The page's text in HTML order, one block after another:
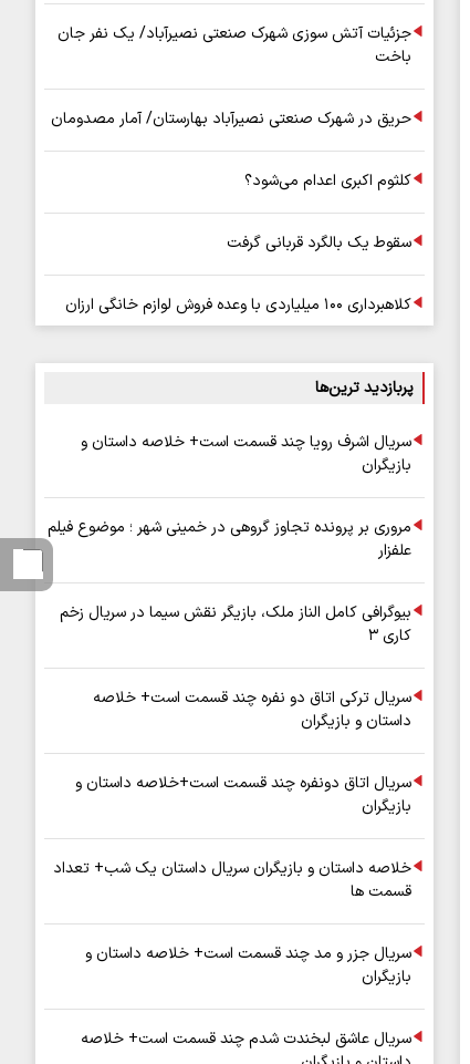
جزئیات آتش سوزی شهرک صنعتی نصیرآباد/ یک نفر جان
باخت
حریق در شهرک صنعتی نصیرآباد بهارستان/ آمار مصدومان
کلثوم اکبری اعدام می‌شود؟
سقوط یک بالگرد قربانی گرفت
کلاهبرداری ۱۰۰ میلیاردی با وعده فروش لوازم خانگی ارزان
پربازدید ترین‌ها
سریال اشرف رویا چند قسمت است+ خلاصه داستان و
بازیگران
مروری بر پرونده تجاوز گروهی در خمینی شهر ؛ موضوع فیلم
علفزار
بیوگرافی کامل الناز ملک، بازیگر نقش سیما در سریال زخم
کاری ۳
سریال ترکی اتاق دو نفره چند قسمت است+ خلاصه
داستان و بازیگران
سریال اتاق دونفره چند قسمت است+خلاصه داستان و
بازیگران
خلاصه داستان و بازیگران سریال داستان یک شب+ تعداد
قسمت ها
سریال جزر و مد چند قسمت است+ خلاصه داستان و
بازیگران
سریال عاشق لبخندت شدم چند قسمت است+ خلاصه